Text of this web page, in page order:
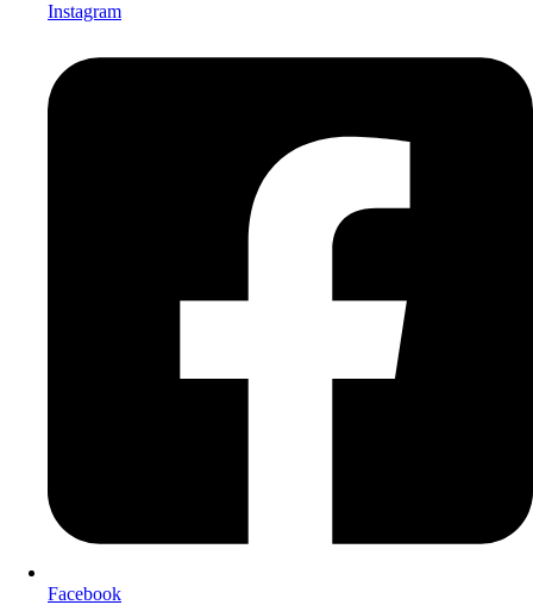
Instagram
Facebook